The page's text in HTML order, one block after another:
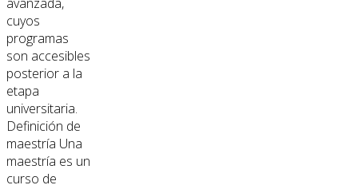
cuyos
programas
son accesibles
posterior a la
etapa
universitaria.
Definición de
maestría Una
maestría es un
curso de